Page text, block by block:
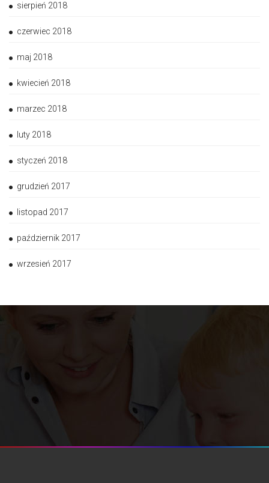
sierpień 2018
czerwiec 2018
maj 2018
kwiecień 2018
marzec 2018
luty 2018
styczeń 2018
grudzień 2017
listopad 2017
październik 2017
wrzesień 2017